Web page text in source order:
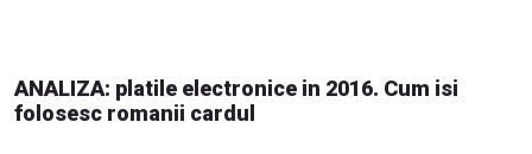
ANALIZA: platile electronice in 2016. Cum isi
folosesc romanii cardul